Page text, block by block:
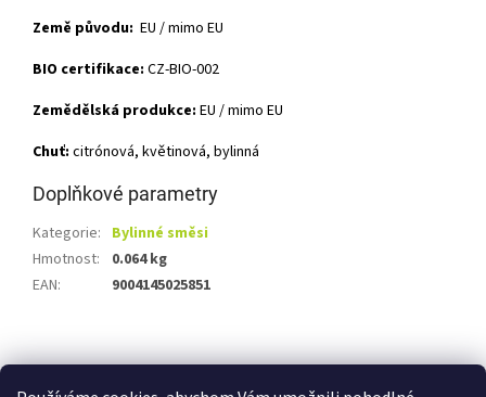
Země původu: EU / mimo EU
BIO certifikace: CZ-BIO-002
Zemědělská produkce: EU / mimo EU
Chuť: citrónová, květinová, bylinná
Doplňkové parametry
Kategorie: Bylinné směsi
Hmotnost:
0.064 kg
EAN: 9004145025851
á